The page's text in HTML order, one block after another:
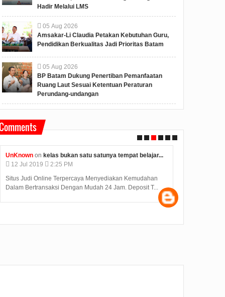
Hadir Melalui LMS
05 Aug 2026
Amsakar-Li Claudia Petakan Kebutuhan Guru,
Pendidikan Berkualitas Jadi Prioritas Batam
05 Aug 2026
BP Batam Dukung Penertiban Pemanfaatan
Ruang Laut Sesuai Ketentuan Peraturan
Perundang-undangan
T...
Unknownonkonjen india di medan kunjungi bp batam...
12 Jul 2019
Judi Deposit Ovo semakin booming di dunia judi online
dengan minimal deposit 10.000 Yuukkkk gabung j...